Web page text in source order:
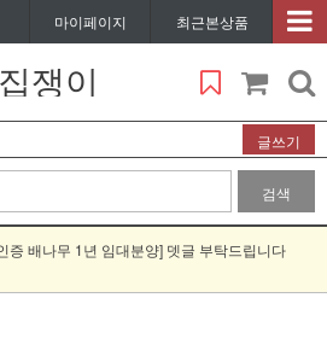
마이페이지 최근본상품
쟁이
글쓰기
검색
증 배나무 1년 임대분양] 뎃글 부탁드립니다